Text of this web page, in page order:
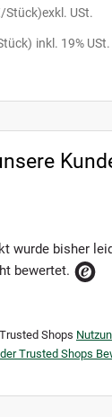
Stück)exkl. USt.
inkl. 19% USt.
wurde bisher
bewertet.
Shops
Trusted Shops